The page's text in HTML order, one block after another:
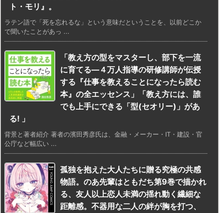
ト・モリ』。
ラテン語で「死を忘れるな」という意味だということを、以前どこか
で聞いたことがあっ ...
「教え方の型をマスターし、部下を一流
に育てる―４万人指導の研修講師が伝授
する『仕事を教えることになったら読む
本』の全エッセンス」「教え方には、誰
でも上手にできる「型(セオリー)」があ
る! 」
背景と著者紹介 著者の濱田秀彦氏は、金融・メーカー・IT・建設・官
公庁など幅広い ...
孤独を抱えた大人たちに贈る究極の共感
物語。のあ先輩はともだち第9巻で描かれ
る、友人以上恋人未満の揺れ動く繊細な
距離感。不器用な二人の絆が胸を打つ、